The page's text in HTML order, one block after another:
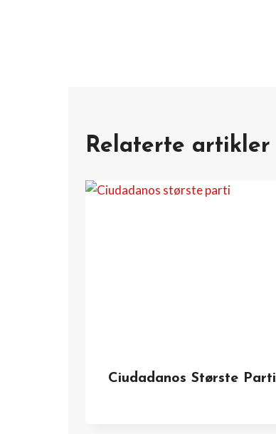
Relaterte artikler
Ciudadanos Største Parti